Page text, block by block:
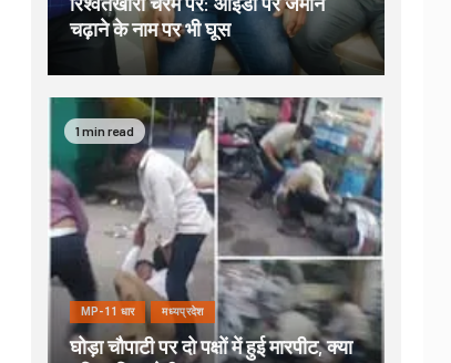
चढ़ाने के नाम पर भी घूस
1 min read
MP-11 धार मध्यप्रदेश
घोड़ा चौपाटी पर दो पक्षों में हुई मारपीट, क्या